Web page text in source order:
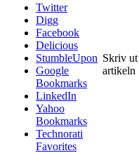
Twitter
Digg
Facebook
Delicious
StumbleUpon
Google
Bookmarks
LinkedIn
Yahoo
Bookmarks
Technorati
Favorites
Skriv ut
artikeln